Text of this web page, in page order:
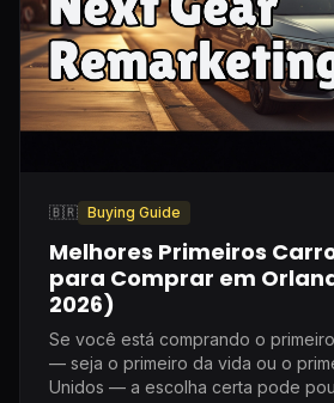
🇧🇷 Buying Guide
Melhores Primeiros
para Comprar em
2026)
Se você está comprando o
— seja o primeiro da vida ou o
Unidos — a escolha certa pode